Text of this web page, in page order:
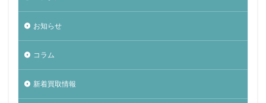
お知らせ
コラム
新着買取情報